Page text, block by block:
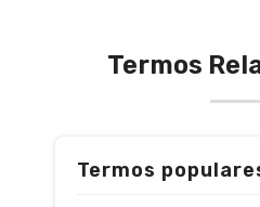
Termos
Termos